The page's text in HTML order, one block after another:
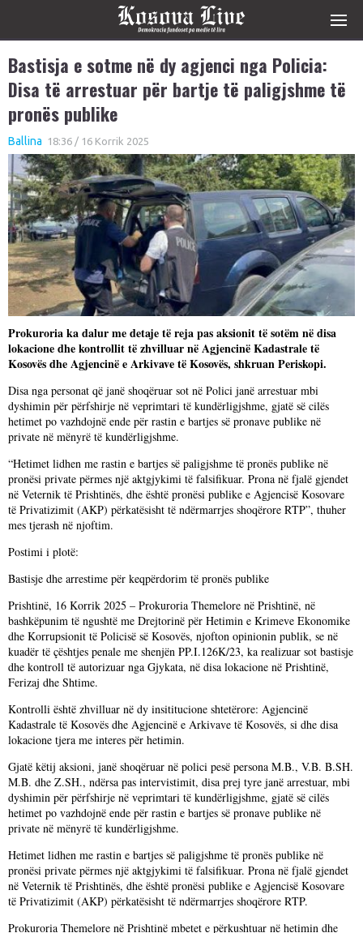
Bastisja e sotme në dy agjenci nga Policia:
Disa të arrestuar për bartje të paligjshme të
pronës publike
Ballina 18:36 / 16 Korrik 2025
Prokuroria ka dalur me detaje të reja pas aksionit të sotëm në disa
lokacione dhe kontrollit të zhvilluar në Agjencinë Kadastrale të
Kosovës dhe Agjencinë e Arkivave të Kosovës, shkruan Periskopi.
Disa nga personat që janë shoqëruar sot në Polici janë arrestuar mbi
dyshimin për përfshirje në veprimtari të kundërligjshme, gjatë së cilës
hetimet po vazhdojnë ende për rastin e bartjes së pronave publike në
private në mënyrë të kundërligjshme.
“Hetimet lidhen me rastin e bartjes së paligjshme të pronës publike në
pronësi private përmes një aktgjykimi të falsifikuar. Prona në fjalë gjendet
në Veternik të Prishtinës, dhe është pronësi publike e Agjencisë Kosovare
të Privatizimit (AKP) përkatësisht të ndërmarrjes shoqërore RTP”, thuher
mes tjerash në njoftim.
Postimi i plotë:
Bastisje dhe arrestime për keqpërdorim të pronës publike
Prishtinë, 16 Korrik 2025 – Prokuroria Themelore në Prishtinë, në
bashkëpunim të ngushtë me Drejtorinë për Hetimin e Krimeve Ekonomike
dhe Korrupsionit të Policisë së Kosovës, njofton opinionin publik, se në
kuadër të çështjes penale me shenjën PP.I.126K/23, ka realizuar sot bastisje
dhe kontroll të autorizuar nga Gjykata, në disa lokacione në Prishtinë,
Ferizaj dhe Shtime.
Kontrolli është zhvilluar në dy insititucione shtetërore: Agjencinë
Kadastrale të Kosovës dhe Agjencinë e Arkivave të Kosovës, si dhe disa
lokacione tjera me interes për hetimin.
Gjatë këtij aksioni, janë shoqëruar në polici pesë persona M.B., V.B. B.SH.
M.B. dhe Z.SH., ndërsa pas intervistimit, disa prej tyre janë arrestuar, mbi
dyshimin për përfshirje në veprimtari të kundërligjshme, gjatë së cilës
hetimet po vazhdojnë ende për rastin e bartjes së pronave publike në
private në mënyrë të kundërligjshme.
Hetimet lidhen me rastin e bartjes së paligjshme të pronës publike në
pronësi private përmes një aktgjykimi të falsifikuar. Prona në fjalë gjendet
në Veternik të Prishtinës, dhe është pronësi publike e Agjencisë Kosovare
të Privatizimit (AKP) përkatësisht të ndërmarrjes shoqërore RTP.
Prokuroria Themelore në Prishtinë mbetet e përkushtuar në hetimin dhe